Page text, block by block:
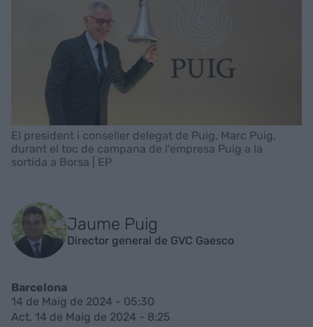
El president i conseller delegat de Puig, Marc Puig,
durant el toc de campana de l'empresa Puig a la
sortida a Borsa | EP
Jaume Puig
Director general de GVC Gaesco
Barcelona
14 de Maig de 2024 - 05:30
Act. 14 de Maig de 2024 - 8:25